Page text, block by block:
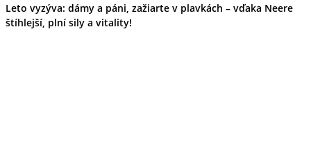
Leto vyzýva: dámy a páni, zažiarte v plavkách – vďaka Neere
štíhlejší, plní sily a vitality!